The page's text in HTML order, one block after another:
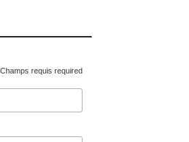
Champs requis required